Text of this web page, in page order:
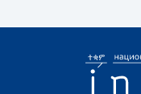
albanais
arabe algérien
arabe littéral